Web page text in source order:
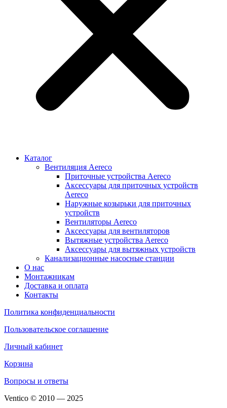
Каталог
Вентиляция Aereco
Приточные устройства Aereco
Аксессуары для приточных устройств
Aereco
Наружные козырьки для приточных
устройств
Вентиляторы Aereco
Аксессуары для вентиляторов
Вытяжные устройства Aereco
Аксессуары для вытяжных устройств
Канализационные насосные станции
О нас
Монтажникам
Доставка и оплата
Контакты
Политика конфиденциальности
Пользовательское соглашение
Личный кабинет
Корзина
Вопросы и ответы
Ventico © 2010 — 2025